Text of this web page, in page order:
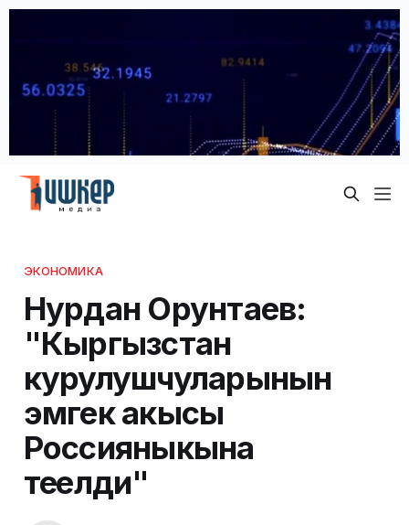
ЭКОНОМИКА
Нурдан Орунтаев:
"Кыргызстан
курулушчуларынын
эмгек акысы
Россияныкына
теңелди"